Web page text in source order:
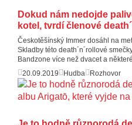
Dokud nám nedojde
kotel, tvrdí členové
Českotěšínský Immer dosáhl na
Skladby této death´n´rollové
Bandzone více než dvacet a
20.09.2019
Hudba Rozhovor